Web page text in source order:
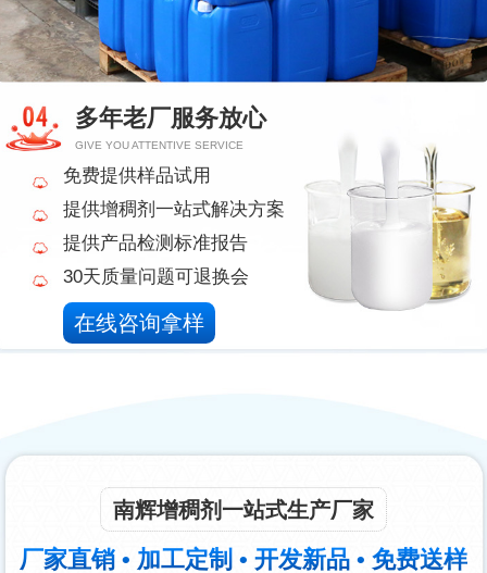
多年老厂服务放心
GIVE YOU ATTENTIVE SERVICE
免费提供样品试用
提供增稠剂一站式解决方案
提供产品检测标准报告
30天质量问题可退换会
在线咨询拿样
南辉增稠剂一站式生产厂家
厂家直销 • 加工定制 • 开发新品 • 免费送样